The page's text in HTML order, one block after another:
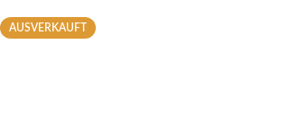
AUSVERKAUFT